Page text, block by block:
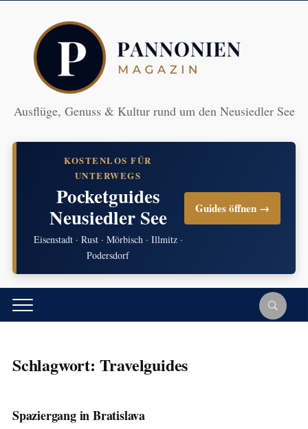
Ausflüge, Genuss & Kultur rund um den Neusiedler See
KOSTENLOS FÜR
UNTERWEGS
Pocketguides
Neusiedler See
Eisenstadt · Rust · Mörbisch · Illmitz ·
Podersdorf
Guides öffnen →
Schlagwort: Travelguides
Spaziergang in Bratislava